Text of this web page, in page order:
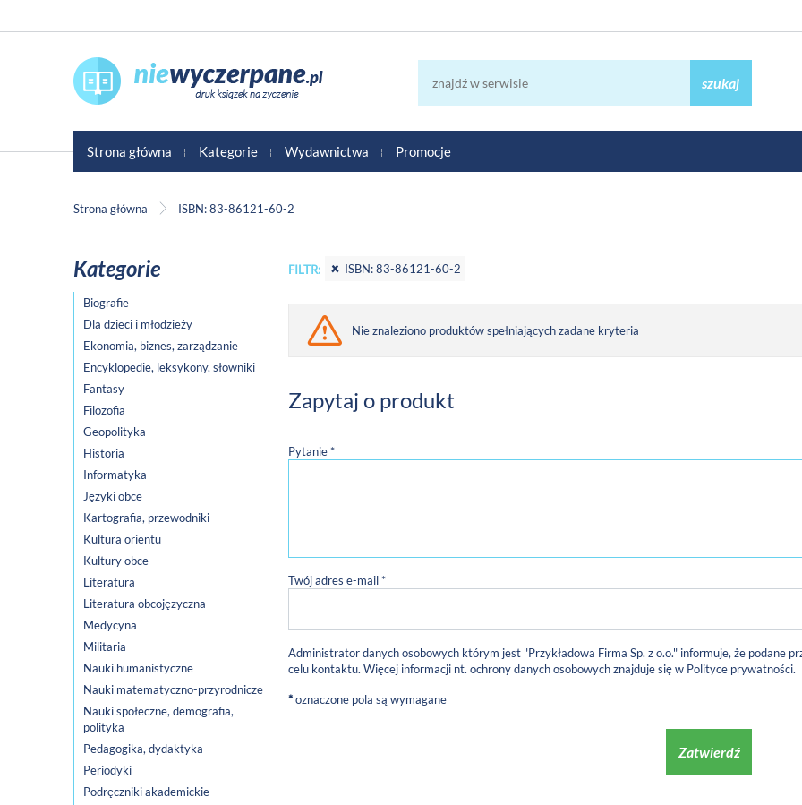
szukaj
Strona główna Kategorie Wydawnictwa Promocje
Strona główna ISBN: 83-86121-60-2
Kategorie
Biografie
Dla dzieci i młodzieży
Ekonomia, biznes, zarządzanie
Encyklopedie, leksykony, słowniki
Fantasy
Filozofia
Geopolityka
Historia
Informatyka
Języki obce
Kartografia, przewodniki
Kultura orientu
Kultury obce
Literatura
Literatura obcojęzyczna
Medycyna
Militaria
Nauki humanistyczne
Nauki matematyczno-przyrodnicze
Nauki społeczne, demografia,
polityka
Pedagogika, dydaktyka
Periodyki
Podręczniki akademickie
FILTR: ISBN: 83-86121-60-2
Nie znaleziono produktów spełniających zadane kryteria
Zapytaj o produkt
Pytanie *
Twój adres e-mail *
Administrator danych osobowych którym jest "Przykładowa Firma Sp. z o.o." informuje, że podane
celu kontaktu. Więcej informacji nt. ochrony danych osobowych znajduje się w Polityce prywatności.
*oznaczone pola są wymagane
Zatwierdź